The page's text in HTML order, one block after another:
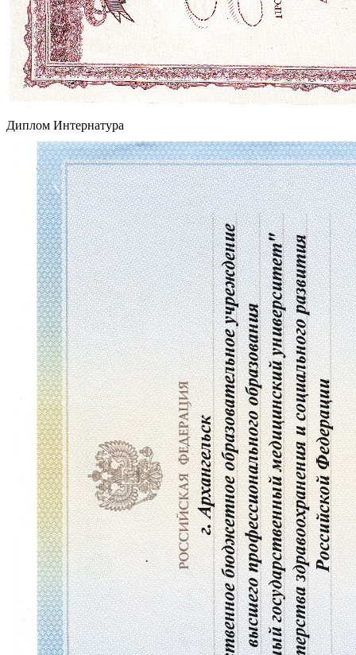
Диплом Интернатура